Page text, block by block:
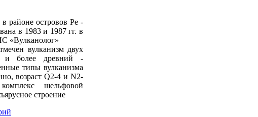
в районе островов Ре -
в 1983 и 1987 гг. в
«Вулканолог»
вулканизм двух
и более древний -
типы вулканизма
возраст Q2-4 и N2-
шельфовой
строение